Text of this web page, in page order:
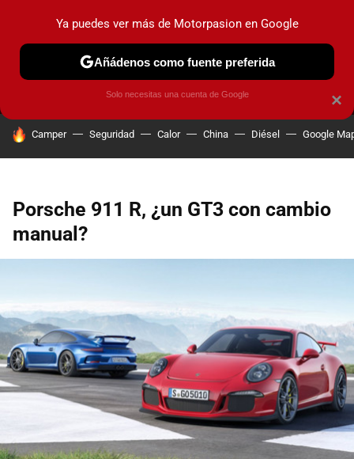
MENÚ NUEVO
COCHES ELÉCTRICOS OBSERVATORIO
HOY SE HABLA DE
Camper Seguridad Calor China Diésel Google
Porsche 911 R, ¿un GT3 con cambio
manual?
×
Ya puedes ver más de Motorpasion en Google
Añádenos como fuente preferida
Solo necesitas una cuenta de Google